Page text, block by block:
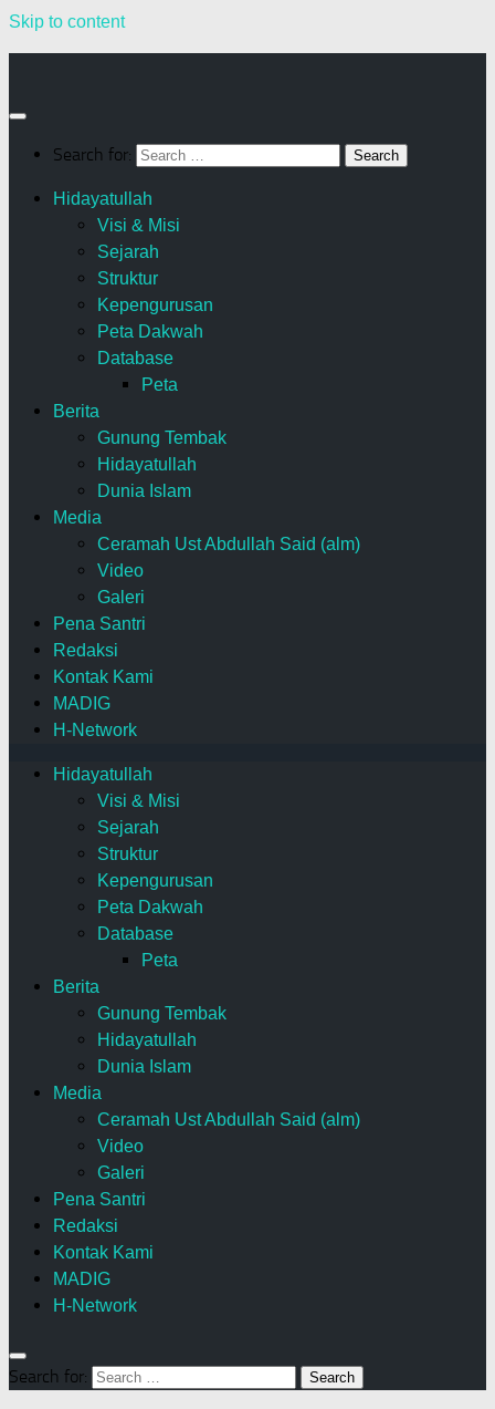
Skip to content
Search for:
Hidayatullah
Visi & Misi
Sejarah
Struktur
Kepengurusan
Peta Dakwah
Database
Peta
Berita
Gunung Tembak
Hidayatullah
Dunia Islam
Media
Ceramah Ust Abdullah Said (alm)
Video
Galeri
Pena Santri
Redaksi
Kontak Kami
MADIG
H-Network
Hidayatullah
Visi & Misi
Sejarah
Struktur
Kepengurusan
Peta Dakwah
Database
Peta
Berita
Gunung Tembak
Hidayatullah
Dunia Islam
Media
Ceramah Ust Abdullah Said (alm)
Video
Galeri
Pena Santri
Redaksi
Kontak Kami
MADIG
H-Network
Search for: